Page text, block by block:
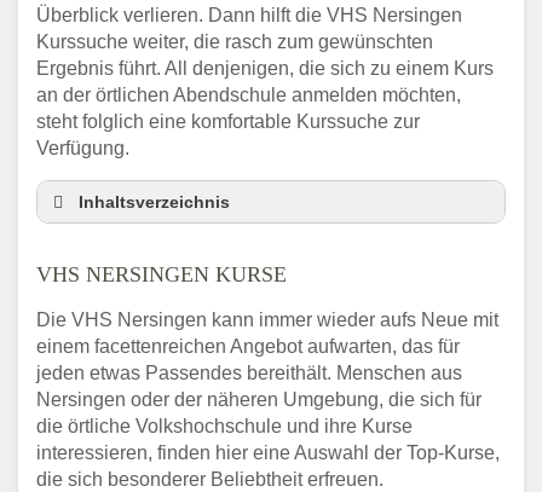
Überblick verlieren. Dann hilft die VHS Nersingen
Kurssuche weiter, die rasch zum gewünschten
Ergebnis führt. All denjenigen, die sich zu einem Kurs
an der örtlichen Abendschule anmelden möchten,
steht folglich eine komfortable Kurssuche zur
Verfügung.
Inhaltsverzeichnis
Umgebung
Abendschule Nersingen Kurssuche
VHS Nersingen Kurse
VHS Nersingen – Öffnungszeiten und
Telefonnummer
Stellenangebote der Volkshochschule
Nersingen
VHS NERSINGEN KURSE
Die VHS Nersingen kann immer wieder aufs Neue mit
einem facettenreichen Angebot aufwarten, das für
jeden etwas Passendes bereithält. Menschen aus
Nersingen oder der näheren Umgebung, die sich für
die örtliche Volkshochschule und ihre Kurse
interessieren, finden hier eine Auswahl der Top-Kurse,
die sich besonderer Beliebtheit erfreuen.